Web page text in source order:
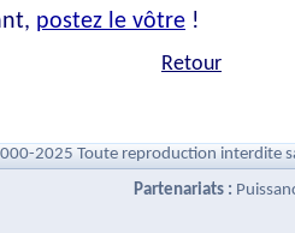
postez le vôtre !
Retour
2025 Toute reproduction interdite
Partenariats :